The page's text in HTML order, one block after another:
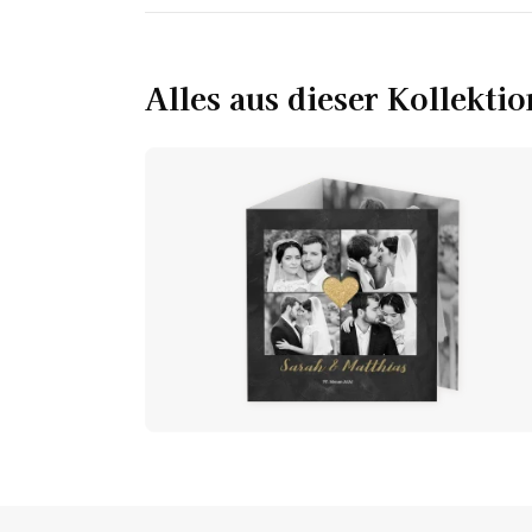
Alles aus dieser